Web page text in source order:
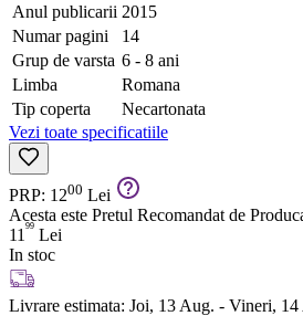
Anul publicarii 2015
Numar pagini
14
Grup de varsta 6 - 8 ani
Limba
Romana
Tip coperta
Necartonata
Vezi toate specificatiile
PRP: 1200 Lei
Acesta este Pretul Recomandat de
11 99 Lei
In stoc
Livrare estimata: Joi, 13 Aug. - Vineri, 14